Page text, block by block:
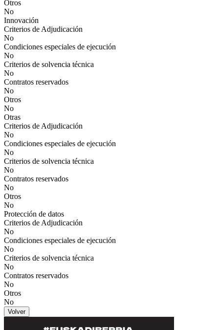
Otros
No
Innovación
Criterios de Adjudicación
No
Condiciones especiales de ejecución
No
Criterios de solvencia técnica
No
Contratos reservados
No
Otros
No
Otras
Criterios de Adjudicación
No
Condiciones especiales de ejecución
No
Criterios de solvencia técnica
No
Contratos reservados
No
Otros
No
Protección de datos
Criterios de Adjudicación
No
Condiciones especiales de ejecución
No
Criterios de solvencia técnica
No
Contratos reservados
No
Otros
No
Volver